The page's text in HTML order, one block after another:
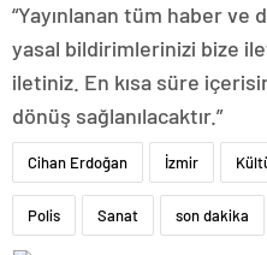
“Yayınlanan tüm haber
yasal bildirimlerinizi bize
iletiniz. En kısa süre
dönüş sağlanılacaktır.”
Cihan Erdoğan İzmir
Polis Sanat son dakika